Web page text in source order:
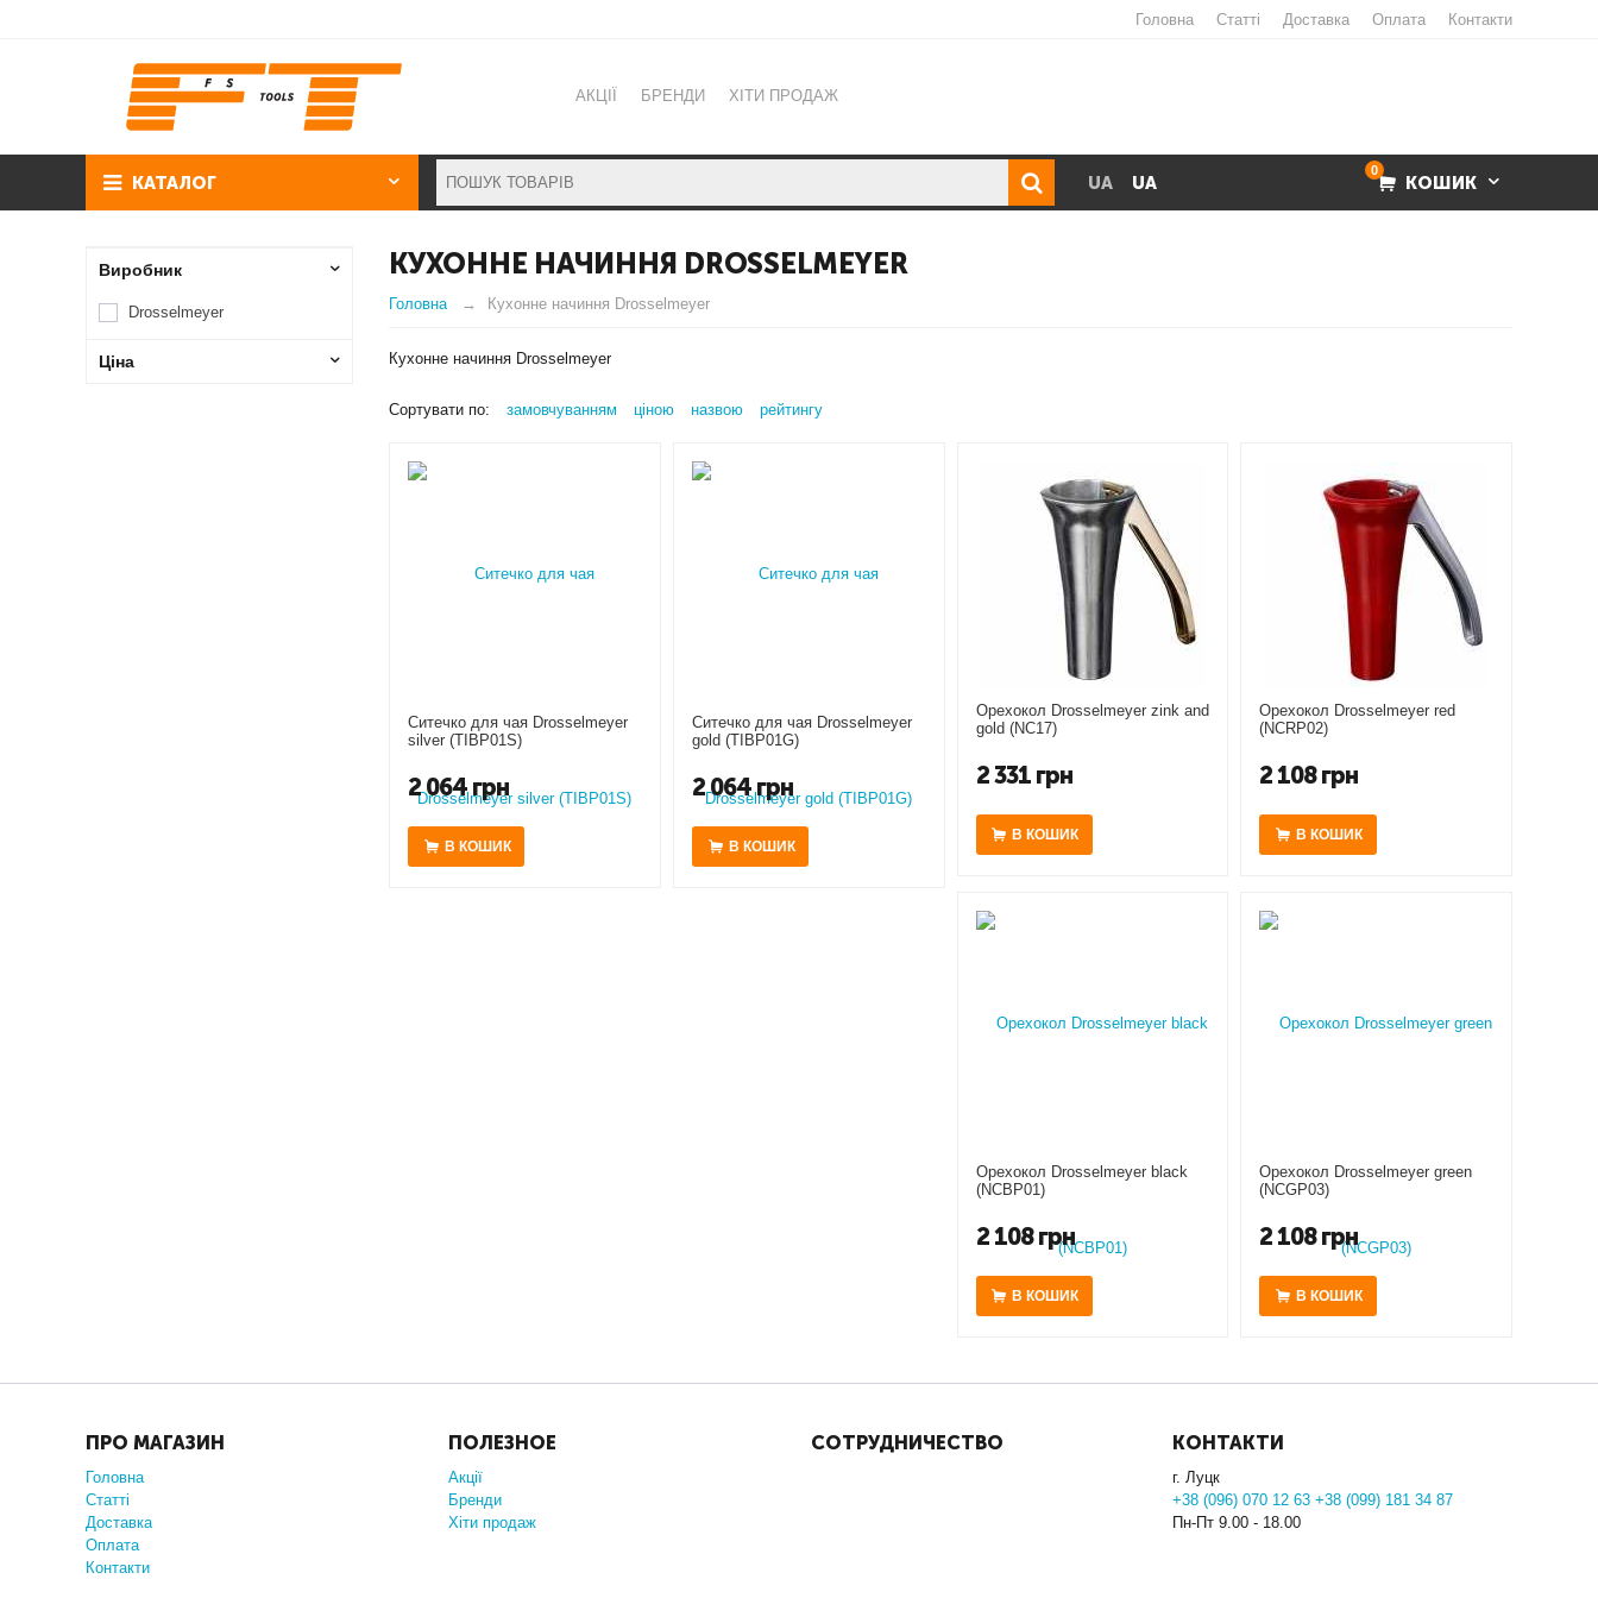
Головна Статті Доставка Оплата Контакти
АКЦІЇ БРЕНДИ ХІТИ ПРОДАЖ
КАТАЛОГ UA UA
0
КОШИК
Виробник
Drosselmeyer
Ціна
КУХОННЕ НАЧИННЯ DROSSELMEYER
Головна Кухонне начиння Drosselmeyer
Кухонне начиння Drosselmeyer
Сортувати по: замовчуванням ціною назвою рейтингу
Ситечко для чая Drosselmeyer
silver (TIBP01S)
2 064 грн
В КОШИК
Ситечко для чая Drosselmeyer
gold (TIBP01G)
2 064грн
В КОШИК
Орехокол Drosselmeyer zink and
gold (NC17)
2 331 грн
В КОШИК
Орехокол Drosselmeyer red
(NCRP02)
2 108грн
В КОШИК
Орехокол Drosselmeyer black
(NCBP01)
2 108 грн
В КОШИК
Орехокол Drosselmeyer green
(NCGP03)
2 108грн
В КОШИК
ПРО МАГАЗИН
Головна
Статті
Доставка
Оплата
Контакти
ПОЛЕЗНОЕ
Акції
Бренди
Хіти продаж
СОТРУДНИЧЕСТВО КОНТАКТИ
г. Луцк
+38 (096) 070 12 63 +38 (099) 181 34 87
Пн-Пт 9.00 - 18.00